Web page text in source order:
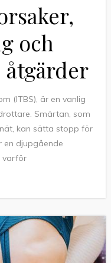
och
åtgärder
(ITBS), är en vanlig
Smärtan, som
kan sätta stopp för
en djupgående
varför